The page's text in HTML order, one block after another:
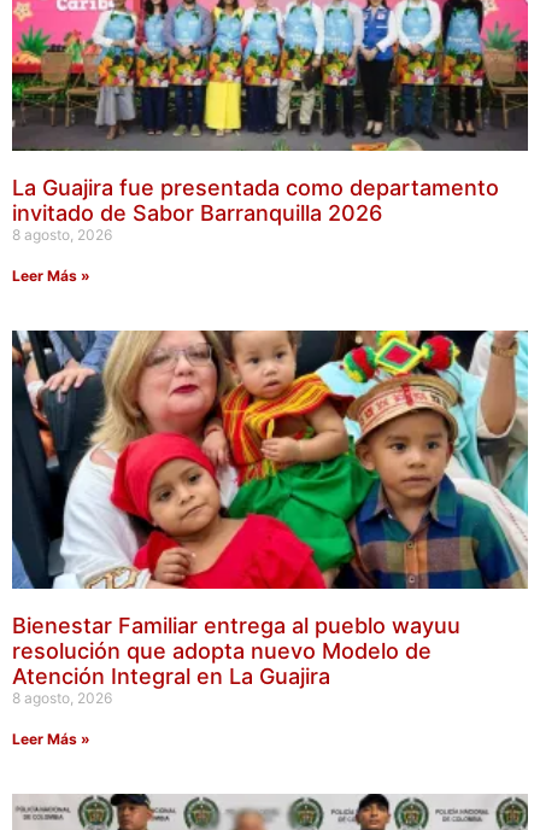
La Guajira fue presentada como departamento
invitado de Sabor Barranquilla 2026
8 agosto, 2026
Leer Más »
Bienestar Familiar entrega al pueblo wayuu
resolución que adopta nuevo Modelo de
Atención Integral en La Guajira
8 agosto, 2026
Leer Más »